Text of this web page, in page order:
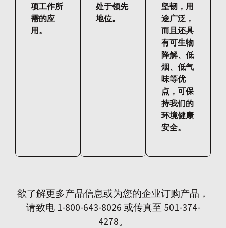
项工作所
需的应
用。
处于领先
地位。
坚韧，用
途广泛，
而且还具
有可生物
降解、低
烟、低气
味等优
点，可保
持我们的
环境健康
安全。
欲了解更多产品信息或为您的企业订购产品，
请致电 1-800-643-8026 或传真至 501-374-
4278。